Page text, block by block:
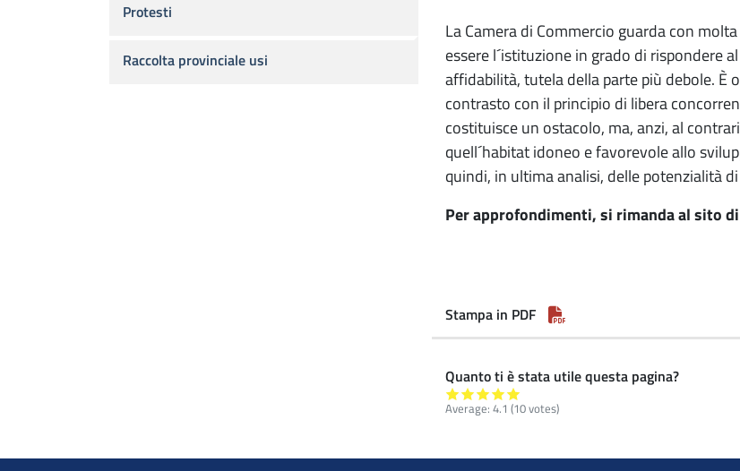
La Camera di Commercio guarda con
essere l´istituzione in grado di rispondere
affidabilità, tutela della parte più debole. È
contrasto con il principio di libera
costituisce un ostacolo, ma, anzi, al
quell´habitat idoneo e favorevole allo
quindi, in ultima analisi, delle potenzialità
Per approfondimenti, si rimanda al sito di
Stampa in PDF
Quanto ti è stata utile questa pagina?
Average: 4.1 (10 votes)
Protesti
Raccolta provinciale usi